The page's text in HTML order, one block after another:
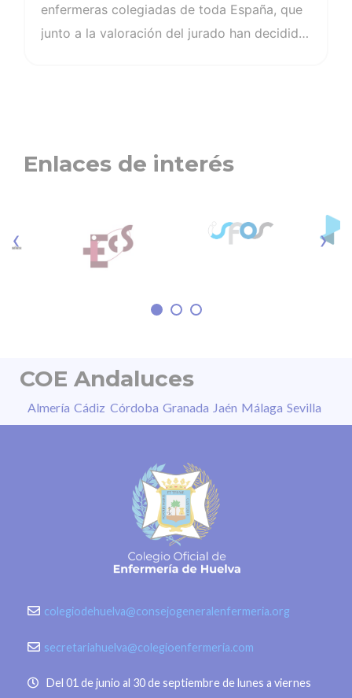
enfermeras colegiadas de toda España, que
junto a la valoración del jurado han decidido
docente e investigador, además de a la
trayectoria profesional a lo largo de toda la
ha mostrado un apoyo explícito a la
profesión. “Tenemos que valorar el altísimo
nivel que ha…
Enlaces de interés
‹ ›
COE Andaluces
Almería Cádiz Córdoba Granada Jaén Málaga Sevilla
colegiodehuelva@consejogeneralenfermeria.org
secretariahuelva@colegioenfermeria.com
Del 01 de junio al 30 de septiembre de lunes a viernes